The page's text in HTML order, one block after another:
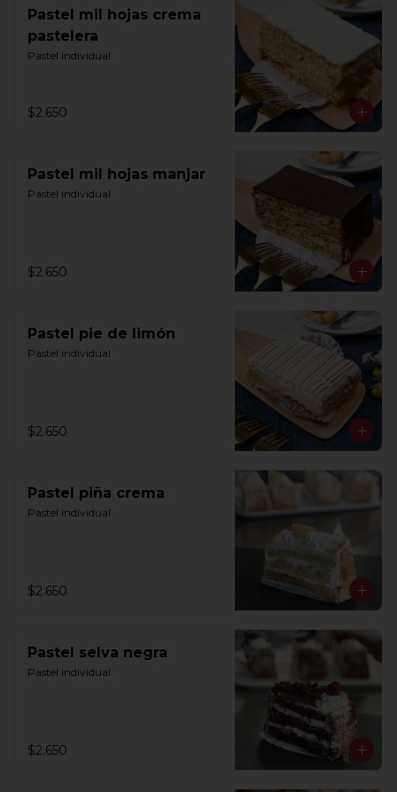
Pastel mil hojas crema
pastelera
Pastel individual
$2.650
Pastel mil hojas manjar
Pastel individual
$2.650
Pastel pie de limón
Pastel individual
$2.650
Pastel piña crema
Pastel individual
$2.650
Pastel selva negra
Pastel individual
$2.650